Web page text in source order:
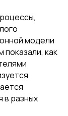
модели
показали, как
в разных